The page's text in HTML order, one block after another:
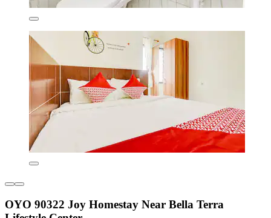
OYO 90322 Joy Homestay Near Bella Terra